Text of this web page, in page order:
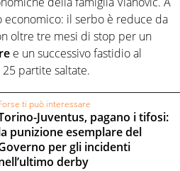
economico: il serbo è reduce da
oltre tre mesi di stop per un
e un successivo fastidio al
partite saltate.
ti può interessare
Juventus, pagano i tifosi:
punizione esemplare del
per gli incidenti
derby